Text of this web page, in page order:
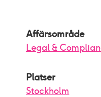
Affärsområde
Legal &
Platser
Stockholm